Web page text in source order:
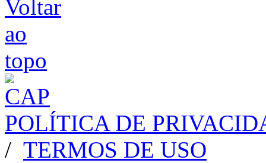
POLÍTICA DE
/ TERMOS DE USO